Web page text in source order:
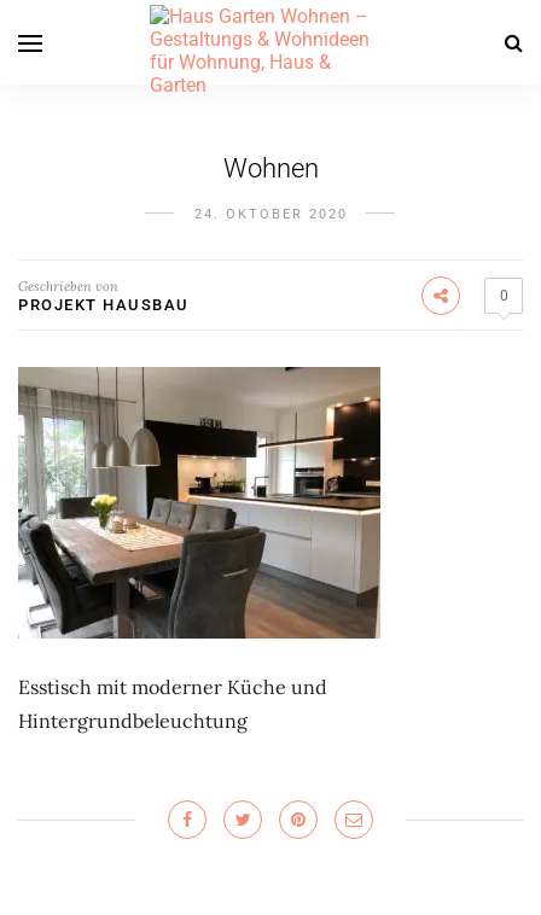
Wohnen
24. OKTOBER 2020
Geschrieben von
PROJEKT HAUSBAU
0
Esstisch mit moderner Küche und
Hintergrundbeleuchtung